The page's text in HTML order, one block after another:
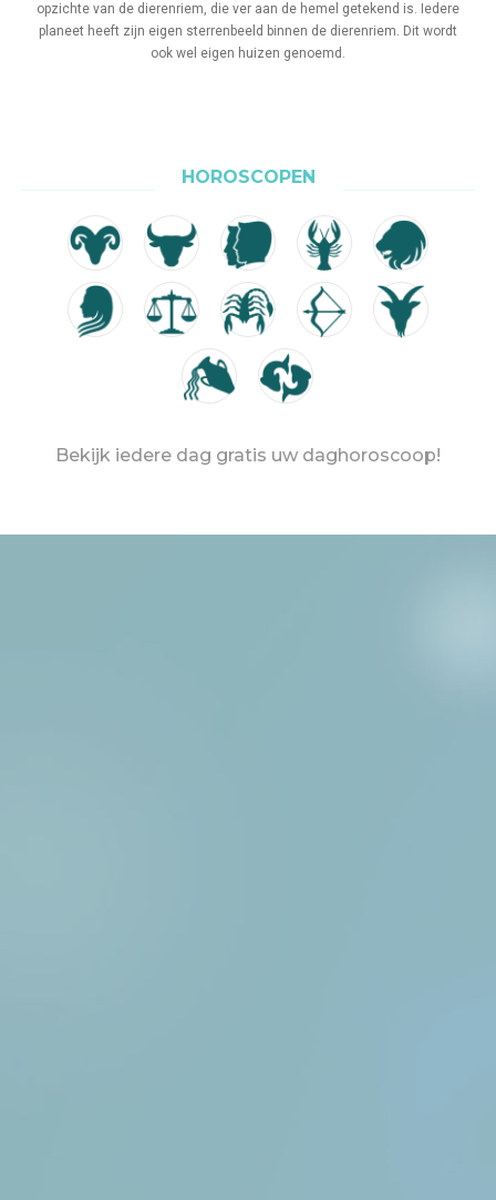
opzichte van de dierenriem, die ver aan de hemel getekend is. Iedere
planeet heeft zijn eigen sterrenbeeld binnen de dierenriem. Dit wordt
ook wel eigen huizen genoemd.
HOROSCOPEN
Bekijk iedere dag gratis uw daghoroscoop!